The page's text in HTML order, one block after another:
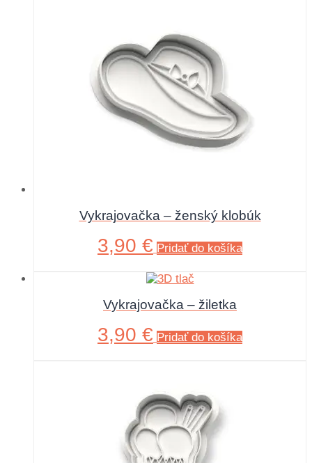
Vykrajovačka – ženský klobúk
3,90 € Pridať do košíka
Vykrajovačka – žiletka
3,90 € Pridať do košíka